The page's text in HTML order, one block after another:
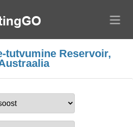
tutvumine Reservoir,